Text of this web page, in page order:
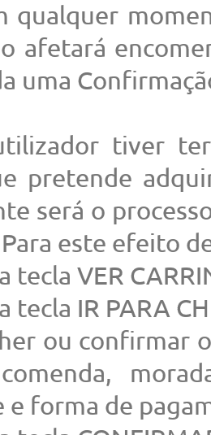
qualquer
afetará
uma
tiver
pretende
será o
este efeito
VER
IR PARA
ou confirmar
e forma de